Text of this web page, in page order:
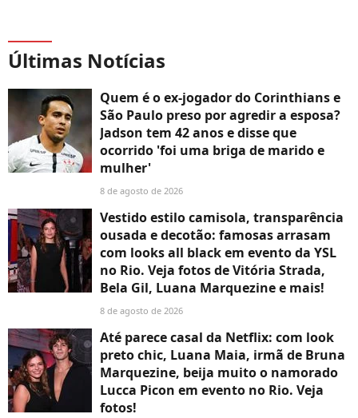
Últimas Notícias
Quem é o ex-jogador do Corinthians e
São Paulo preso por agredir a esposa?
Jadson tem 42 anos e disse que
ocorrido 'foi uma briga de marido e
mulher'
8 de agosto de 2026
Vestido estilo camisola, transparência
ousada e decotão: famosas arrasam
com looks all black em evento da YSL
no Rio. Veja fotos de Vitória Strada,
Bela Gil, Luana Marquezine e mais!
8 de agosto de 2026
Até parece casal da Netflix: com look
preto chic, Luana Maia, irmã de Bruna
Marquezine, beija muito o namorado
Lucca Picon em evento no Rio. Veja
fotos!